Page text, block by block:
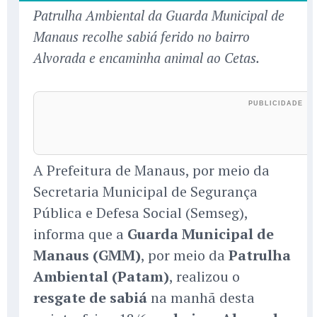
Patrulha Ambiental da Guarda Municipal de
Manaus recolhe sabiá ferido no bairro
Alvorada e encaminha animal ao Cetas.
A Prefeitura de Manaus, por meio da
Secretaria Municipal de Segurança
Pública e Defesa Social (Semseg),
informa que a Guarda Municipal de
Manaus (GMM), por meio da Patrulha
Ambiental (Patam), realizou o
resgate de sabiána manhã desta